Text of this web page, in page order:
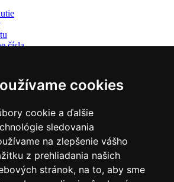
cookies
cookie a ďalšie
sledovania
na zlepšenie vášho
z prehliadania našich
stránok, na to, aby sme
čísla
748 575